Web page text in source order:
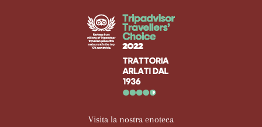
Visita la nostra enoteca